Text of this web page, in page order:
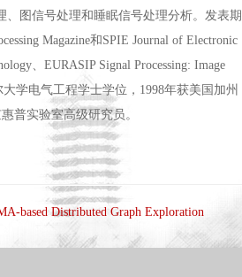
、图信号处理和睡眠信号处理分析。发表期
Magazine和SPIE Journal of Electronic
、EURASIP Signal Processing: Image
大学电气工程学士学位，1998年获美国加州
普实验室高级研究员。
based Distributed Graph Exploration